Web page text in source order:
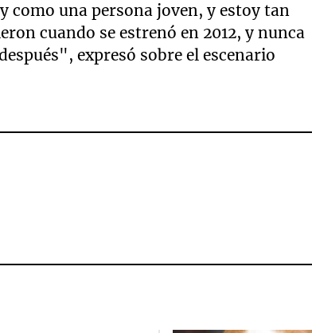
una persona joven, y estoy tan
cuando se estrenó en 2012, y nunca
expresó sobre el escenario